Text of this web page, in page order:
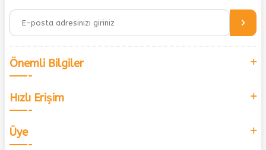
Önemli Bilgiler
Hızlı Erişim
Üye